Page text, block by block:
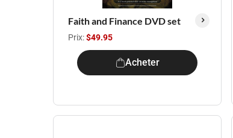
Faith and Finance DVD set
Prix:$49.95
Acheter